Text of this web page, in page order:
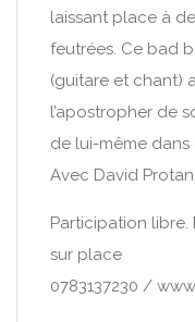
laissant place à
feutrées. Ce bad
(guitare et chant)
l’apostropher de
de lui-même
Avec David
Participation
sur place
0783137230 /